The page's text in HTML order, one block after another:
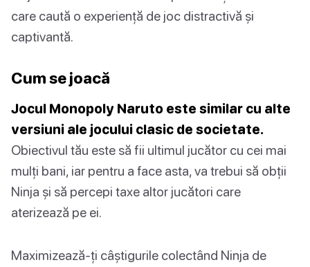
care caută o experiență de joc distractivă și
captivantă.
Cum se joacă
Jocul Monopoly Naruto este similar cu alte
versiuni ale jocului clasic de societate.
Obiectivul tău este să fii ultimul jucător cu cei mai
mulți bani, iar pentru a face asta, va trebui să obții
Ninja și să percepi taxe altor jucători care
aterizează pe ei.
Maximizează-ți câștigurile colectând Ninja de